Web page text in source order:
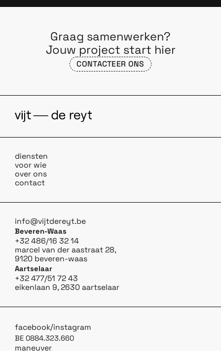
Graag samenwerken?
Jouw project start hier
CONTACTEER ONS
diensten
voor wie
over ons
contact
info@vijtdereyt.be
Beveren-Waas
+32 486/16 32 14
marcel van der aastraat 28,
9120 beveren-waas
Aartselaar
+32 477/51 72 43
eikenlaan 9, 2630 aartselaar
facebook/instagram
BE 0884.323.660
maneuver